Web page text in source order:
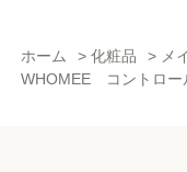
ホーム >化粧品 > メ
WHOMEE コントロ